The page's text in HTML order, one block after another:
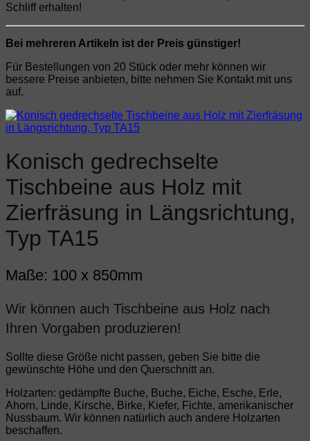
Schliff erhalten!
Bei mehreren Artikeln ist der Preis günstiger!
Für Bestellungen von 20 Stück oder mehr können wir
bessere Preise anbieten, bitte nehmen Sie Kontakt mit uns
auf.
Konisch gedrechselte
Tischbeine aus Holz mit
Zierfräsung in Längsrichtung,
Typ TA15
Maße: 100 x 850mm
Wir können auch Tischbeine aus Holz nach
Ihren Vorgaben produzieren!
Sollte diese Größe nicht passen, geben Sie bitte die
gewünschte Höhe und den Querschnitt an.
Holzarten: gedämpfte Buche, Buche, Eiche, Esche, Erle,
Ahorn, Linde, Kirsche, Birke, Kiefer, Fichte, amerikanischer
Nussbaum. Wir können natürlich auch andere Holzarten
beschaffen.